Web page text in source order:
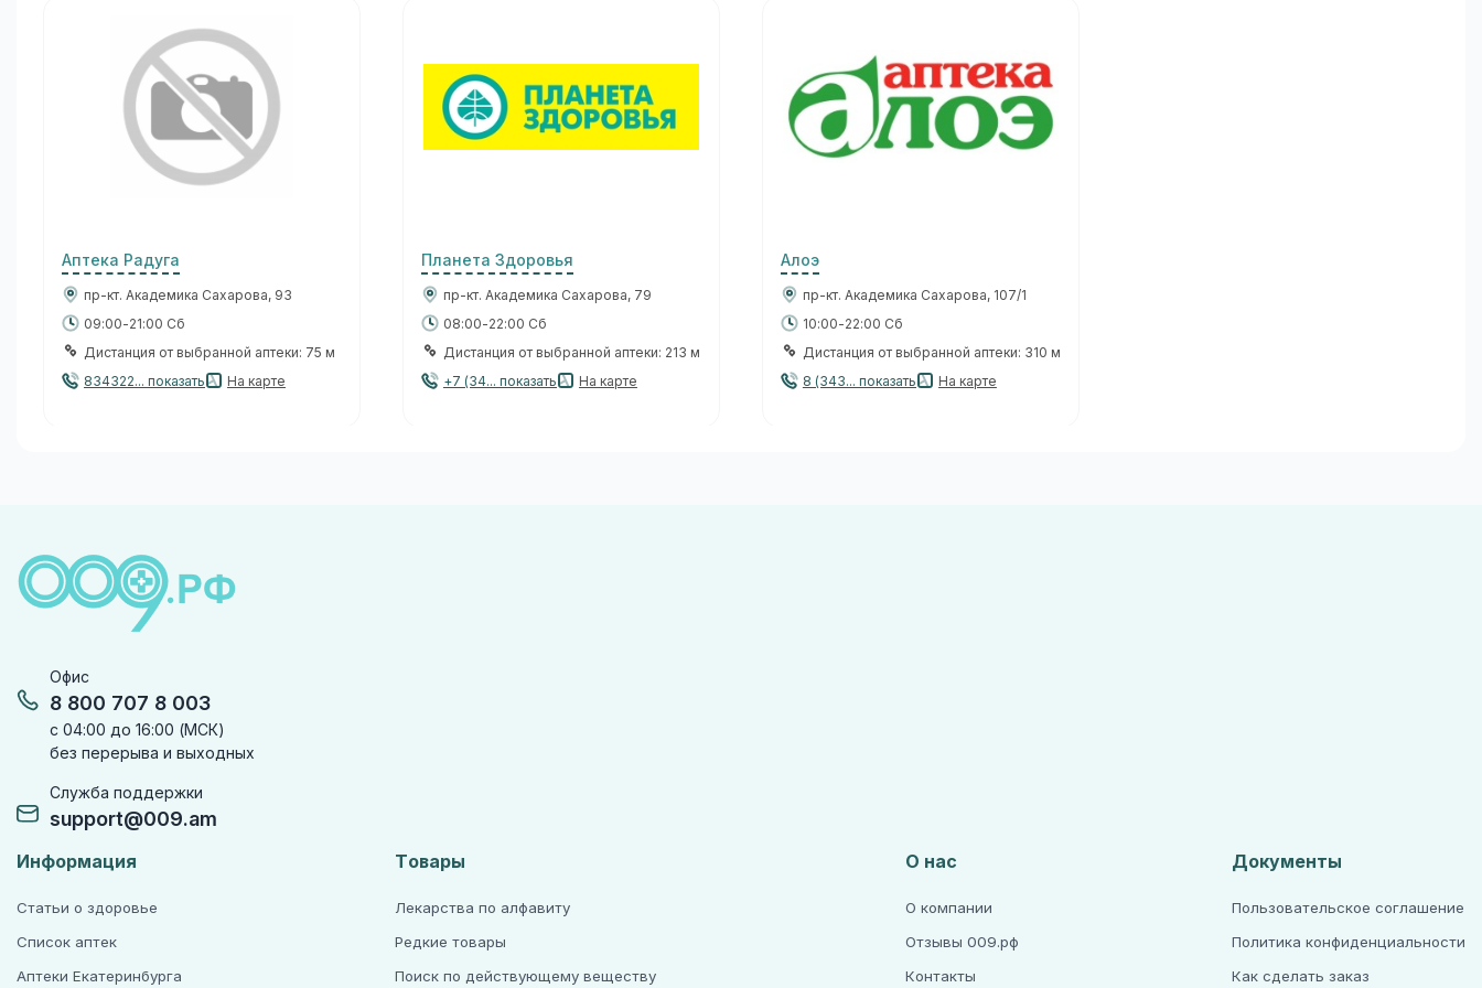
Аптека Радуга
пр-кт. Академика Сахарова, 93
09:00-21:00 Сб
Дистанция от выбранной аптеки: 75 м
834322... показать
На карте
Планета Здоровья
пр-кт. Академика Сахарова, 79
08:00-22:00 Сб
Дистанция от выбранной аптеки: 213 м
+7 (34... показать
На карте
Алоэ
пр-кт. Академика Сахарова, 107/1
10:00-22:00 Сб
Дистанция от выбранной аптеки: 310 м
8 (343... показать
На карте
Офис
8 800 707 8 003
с 04:00 до 16:00 (МСК)
без перерыва и выходных
Служба поддержки
support@009.am
Информация
Статьи о здоровье
Список аптек
Аптеки Екатеринбурга
Товары
Лекарства по алфавиту
Редкие товары
Поиск по действующему веществу
О нас
О компании
Отзывы 009.рф
Контакты
Документы
Пользовательское соглашение
Политика конфиденциальности
Как сделать заказ